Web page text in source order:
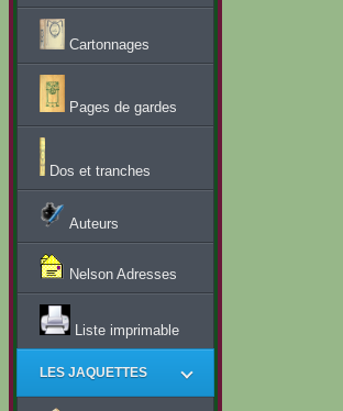
Cartonnages
Pages de gardes
Dos et tranches
Auteurs
Nelson Adresses
Liste imprimable
LES JAQUETTES